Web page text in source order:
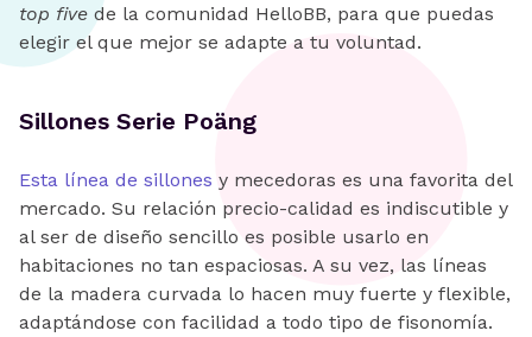
top five de la comunidad HelloBB, para que puedas
elegir el que mejor se adapte a tu voluntad.
Sillones Serie Poäng
Esta línea de sillones y mecedoras es una favorita del
mercado. Su relación precio-calidad es indiscutible y
al ser de diseño sencillo es posible usarlo en
habitaciones no tan espaciosas. A su vez, las líneas
de la madera curvada lo hacen muy fuerte y flexible,
adaptándose con facilidad a todo tipo de fisonomía.